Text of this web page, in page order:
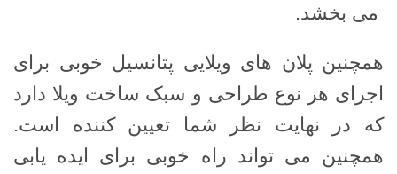
می بخشد.
همچنین پلان های ویلایی پتانسیل خوبی برای
اجرای هر نوع طراحی و سبک ساخت ویلا دارد
که در نهایت نظر شما تعیین کننده است.
همچنین می تواند راه خوبی برای ایده یابی